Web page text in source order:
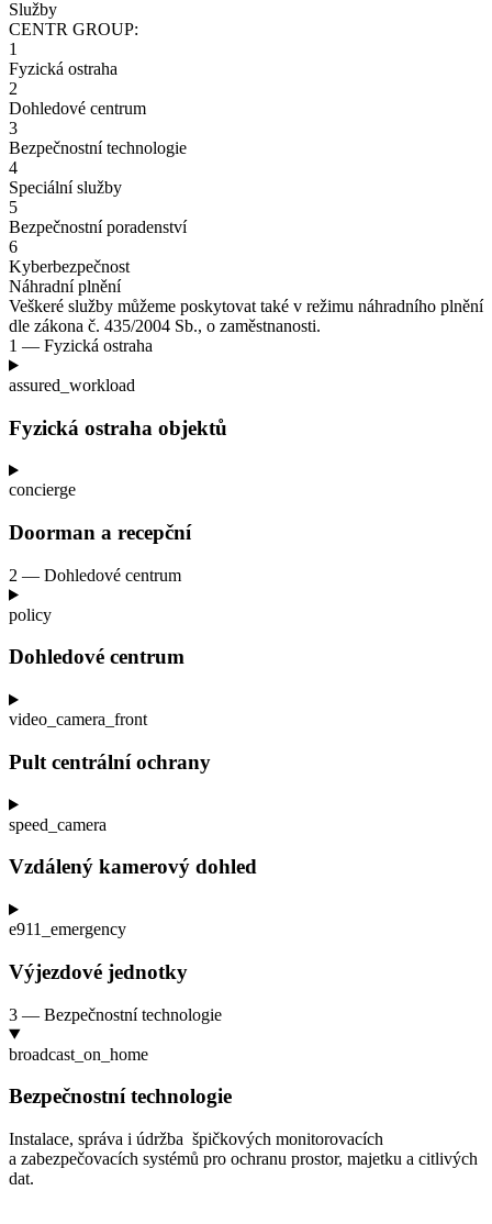
Služby
CENTR GROUP:
1
Fyzická ostraha
2
Dohledové centrum
3
Bezpečnostní technologie
4
Speciální služby
5
Bezpečnostní poradenství
6
Kyberbezpečnost
Náhradní plnění
Veškeré služby můžeme poskytovat také v režimu náhradního plnění
dle zákona č. 435/2004 Sb., o zaměstnanosti.
1 — Fyzická ostraha
assured_workload
Fyzická ostraha objektů
concierge
Doorman a recepční
2 — Dohledové centrum
policy
Dohledové centrum
video_camera_front
Pult centrální ochrany
speed_camera
Vzdálený kamerový dohled
e911_emergency
Výjezdové jednotky
3 — Bezpečnostní technologie
broadcast_on_home
Bezpečnostní technologie
Instalace, správa i údržba špičkových monitorovacích
a zabezpečovacích systémů pro ochranu prostor, majetku a citlivých
dat.